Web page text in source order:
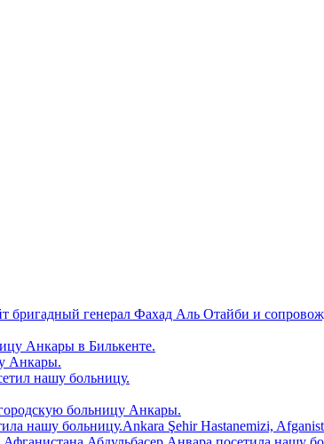
генерал Фахад Аль Отайби и
Aнкары в Билькенте.
Анкары.
нашу больницу.
больницу Анкары.
нашу больницу.Ankara Şehir Hastanemizi,